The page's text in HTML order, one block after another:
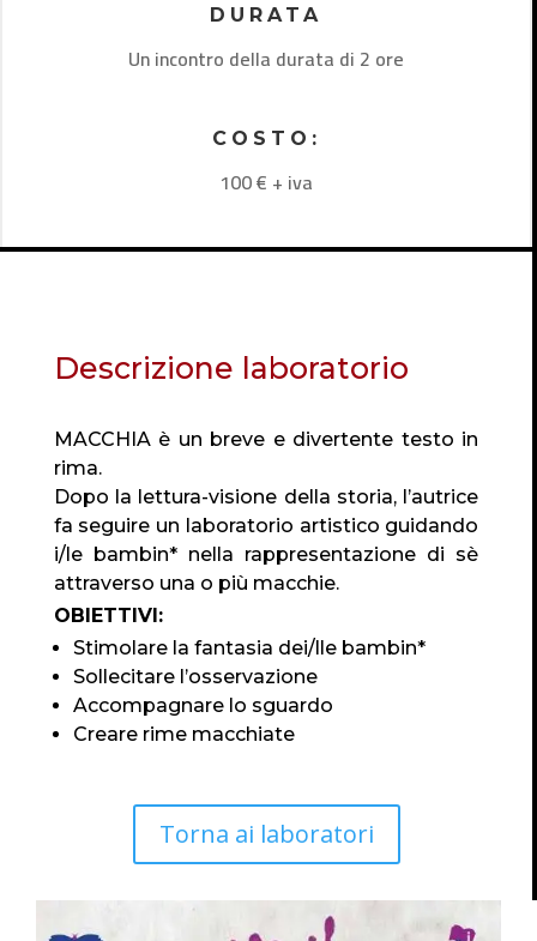
DURATA
Un incontro della durata di 2 ore
COSTO:
100 € + iva
Descrizione laboratorio
MACCHIA è un breve e divertente testo in
rima.
Dopo la lettura-visione della storia, l’autrice
fa seguire un laboratorio artistico guidando
i/le bambin* nella rappresentazione di sè
attraverso una o più macchie.
OBIETTIVI:
Stimolare la fantasia dei/lle bambin*
Sollecitare l’osservazione
Accompagnare lo sguardo
Creare rime macchiate
Torna ai laboratori